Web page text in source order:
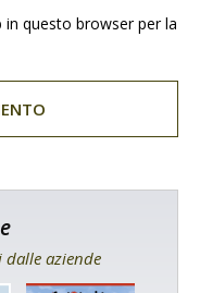
questo browser per la
dalle aziende